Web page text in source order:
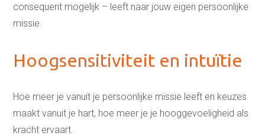
consequent mogelijk – leeft naar jouw eigen persoonlijke
missie.
Hoogsensitiviteit en intuïtie
Hoe meer je vanuit je persoonlijke missie leeft en keuzes
maakt vanuit je hart, hoe meer je je hooggevoeligheid als
kracht ervaart.